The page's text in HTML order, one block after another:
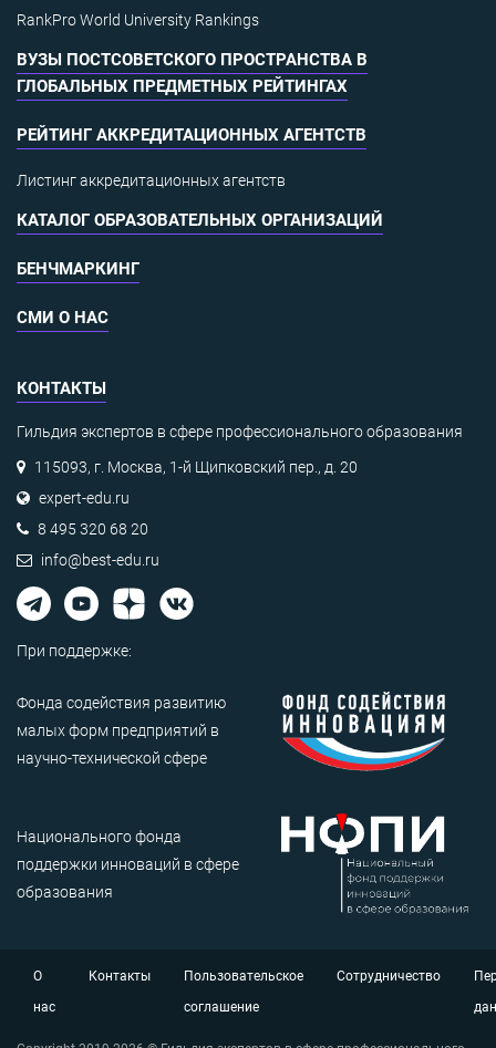
RankPro World University Rankings
ВУЗЫ ПОСТСОВЕТСКОГО ПРОСТРАНСТВА В
ГЛОБАЛЬНЫХ ПРЕДМЕТНЫХ РЕЙТИНГАХ
РЕЙТИНГ АККРЕДИТАЦИОННЫХ АГЕНТСТВ
Листинг аккредитационных агентств
КАТАЛОГ ОБРАЗОВАТЕЛЬНЫХ ОРГАНИЗАЦИЙ
БЕНЧМАРКИНГ
СМИ О НАС
КОНТАКТЫ
Гильдия экспертов в сфере профессионального образования
115093, г. Москва, 1-й Щипковский пер., д. 20
expert-edu.ru
8 495 320 68 20
info@best-edu.ru
При поддержке:
Фонда содействия развитию
малых форм предприятий в
научно-технической сфере
Национального фонда
поддержки инноваций в сфере
образования
О
нас
Контакты
Пользовательское
соглашение
Сотрудничество